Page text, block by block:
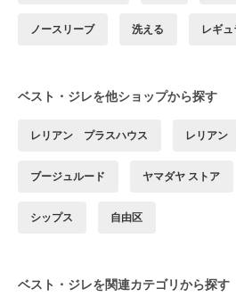
ノースリーブ 洗える レギ
ベスト・ジレを他ショップから探す
レリアン プラスハウス レリアン
ブージュルード ヤマダヤ ストア
シップス 自由区
ベスト・ジレを関連カテゴリから探す